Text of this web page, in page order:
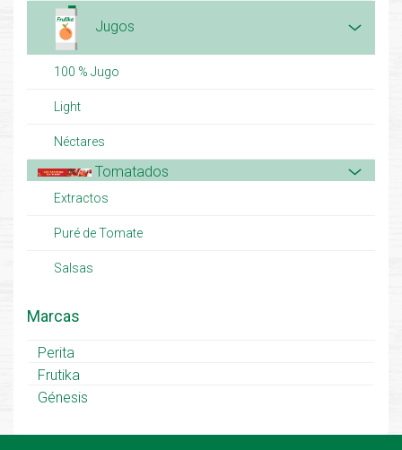
Jugos
100 % Jugo
Light
Néctares
Tomatados
Extractos
Puré de Tomate
Salsas
Marcas
Perita
Frutika
Génesis